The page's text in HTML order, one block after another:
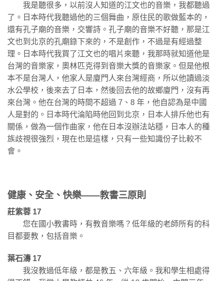
我是聽很多，以前沒人知道的江文也的音樂，我都聽過
了。日本時代我聽過他的三個舞曲，原住民的歌做藍本的，
還有孔子廟的音樂，交響詩。孔子廟的音樂不好聽，那是江
文也到北京的孔廟錄下來的，不是創作，不過是有經過整
理。日本時代我買了江文也的唱片來聽，我那時就知道他是
台灣的音樂家，奧林匹克得到音樂大獎的音樂家。但是他根
本不是台灣人，他家人是廈門人來台灣經商，所以他讀過淡
水公學校，後來去了日本，然後回去他的故鄉廈門，沒有再
來台灣。他在台灣的時間不超過 7、8 年，他自認為是中國
人是對的。日本時代淪陷時他回到北京，日本人排斥他也有
關係，做為一個作曲家，他在日本沒辦法站穩，日本人的種
族歧視很強烈，現在也是這樣，只有一些知識份子比較不
會。
健康、安全、快樂——教書三原則
莊紫蓉 17
您在國小教書時，有教音樂嗎？低年級的老師所有的科
目都要教，包括音樂。
葉石濤 17
我沒教過低年級，都是教五、六年級。我和學生相處得